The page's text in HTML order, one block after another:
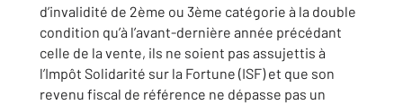
d’invalidité de 2ème ou 3ème catégorie à la double
condition qu’à l’avant-dernière année précédant
celle de la vente, ils ne soient pas assujettis à
l’Impôt Solidarité sur la Fortune (ISF) et que son
revenu fiscal de référence ne dépasse pas un